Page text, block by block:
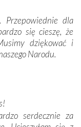
każdym kroku
otwartością
ludową sztukę i
od siebie bardzo
się obco.
Boża, ale też
w naszej
swoją opieką
nacje, które
Przepowiednie dla
się cieszę, że
dziękować i
Narodu.
serdecznie za